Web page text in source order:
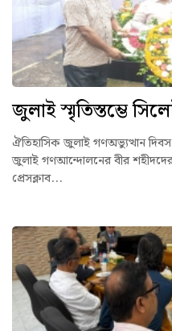
জুলাই স্মৃতিস্তম্ভে
ঐতিহাসিক জুলাই গণঅভ্যুত্থান দিবস
জুলাই গণআন্দোলনের বীর শহীদদের
প্রেসক্লাব...